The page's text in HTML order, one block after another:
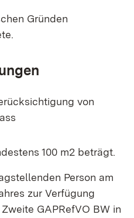
Gründen
von
100 m2 beträgt.
Person am
zur Verfügung
GAPRefVO BW in